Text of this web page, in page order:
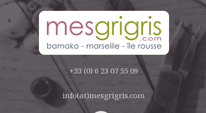
+33 (0) 6 23 07 55 09
info(at)mesgrigris.com